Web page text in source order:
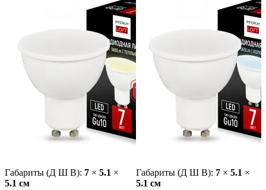
Габариты (Д Ш В): 7 × 5.1 ×
5.1 cм
Габариты (Д Ш В): 7 × 5.1 ×
5.1 cм